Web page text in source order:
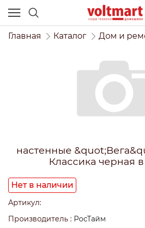
Главная Каталог Дом и
настенные
Классика черная
Нет в наличии
Артикул:
Производитель : РосТайм